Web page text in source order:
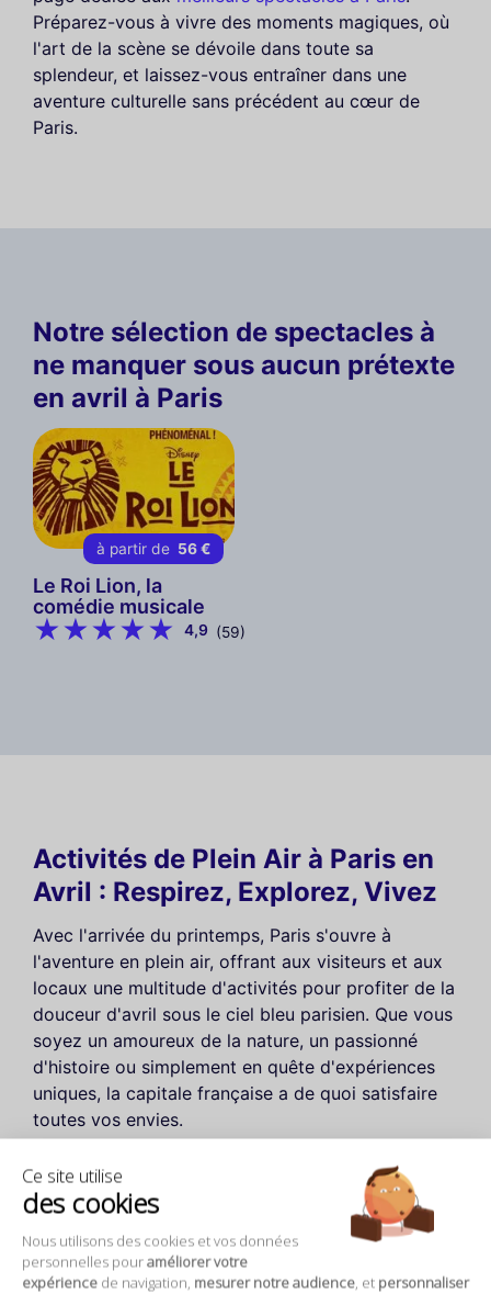
Ce site utilise
des cookies
Nous utilisons des cookies et vos données
personnelles pouraméliorer votre
expérience de navigation, mesurer notre audience, et personnaliser
Préparez-vous à vivre des moments magiques, où
l'art de la scène se dévoile dans toute sa
splendeur, et laissez-vous entraîner dans une
aventure culturelle sans précédent au cœur de
Paris.
Notre sélection de spectacles à
ne manquer sous aucun prétexte
en avril à Paris
à partir de 56 €
Le Roi Lion, la
comédie musicale
4,9 (59)
Activités de Plein Air à Paris en
Avril : Respirez, Explorez, Vivez
Avec l'arrivée du printemps, Paris s'ouvre à
l'aventure en plein air, offrant aux visiteurs et aux
locaux une multitude d'activités pour profiter de la
douceur d'avril sous le ciel bleu parisien. Que vous
soyez un amoureux de la nature, un passionné
d'histoire ou simplement en quête d'expériences
uniques, la capitale française a de quoi satisfaire
toutes vos envies.
Commencez votre exploration par une escapade
royale auChâteau de Versailles
, un chef-d'œuvre
de l'architecture française entouré de jardins
somptueux qui se parent de mille couleurs au
printemps. C'est l'occasion idéale pour découvrir